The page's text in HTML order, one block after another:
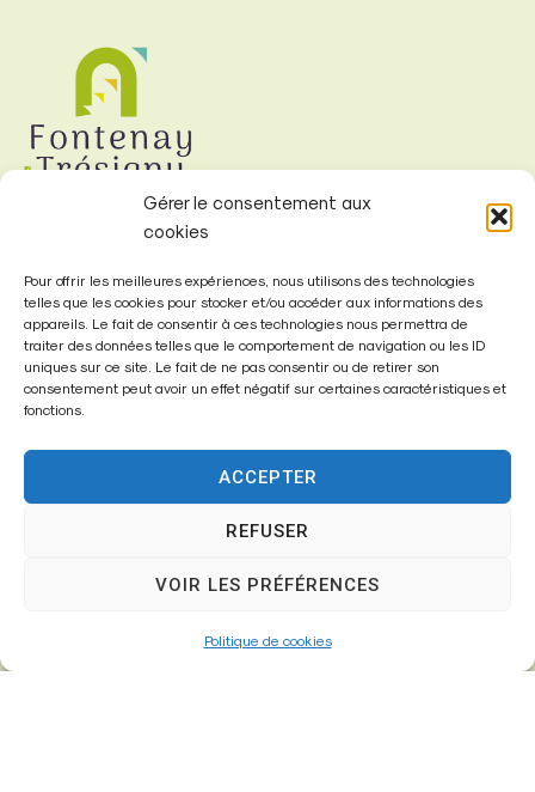
Gérer le consentement aux
cookies
Pour offrir les meilleures expériences, nous utilisons des technologies
telles que les cookies pour stocker et/ou accéder aux informations des
appareils. Le fait de consentir à ces technologies nous permettra de
traiter des données telles que le comportement de navigation ou les ID
uniques sur ce site. Le fait de ne pas consentir ou de retirer son
consentement peut avoir un effet négatif sur certaines caractéristiques et
fonctions.
ACCEPTER
REFUSER
VOIR LES PRÉFÉRENCES
Politique de cookies
Mairie de
Fontenay-Trésigny
Mairie,
26 Av. du Général de Gaulle
01 64 25 90 67
mairie@fontenay-tresigny.fr